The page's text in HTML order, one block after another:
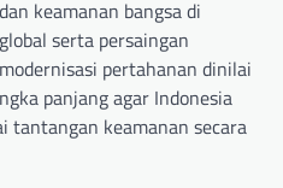
keamanan bangsa di
serta persaingan
pertahanan dinilai
panjang agar Indonesia
tantangan keamanan secara